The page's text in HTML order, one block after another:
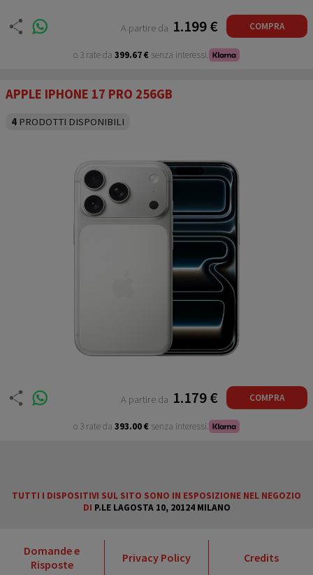
A partire da 1.199 € COMPRA
o 3 rate da 399.67 €senza interessi.
APPLE IPHONE 17 PRO 256GB
4 PRODOTTI DISPONIBILI
A partire da 1.179 € COMPRA
o 3 rate da 393.00 €senza interessi.
TUTTI I DISPOSITIVI SUL SITO SONO IN ESPOSIZIONE NEL NEGOZIO
DI P.LE LAGOSTA 10, 20124 MILANO
Domande e
Risposte
Privacy Policy Credits